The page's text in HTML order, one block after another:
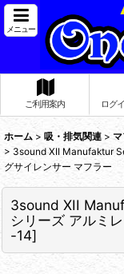
メニュー
ご利用案内 ログ
ホーム > 吸・排気関連 >
> 3sound XII Manufaktur
グサイレンサー マフラー
3sound XII
シリーズ アルミ
-14]